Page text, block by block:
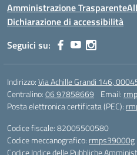
Amministrazione Trasparente
Dichiarazione di accessibilità
Seguici su:
Indirizzo:Via Achille Grandi 146,
Centralino:06 97858669 Email:
Posta elettronica certificata (PEC):
Codice fiscale: 82005500580
Codice meccanografico: rmps39000g
Codice Indice delle Pubbliche